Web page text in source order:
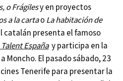
o Frágilesy en proyectos
a la cartaoLa habitación de
catalán presenta el famoso
España y participa en la
Moncho. El pasado sábado, 23
Tenerife para presentar la